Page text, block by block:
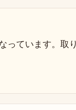
っています。取